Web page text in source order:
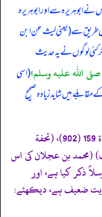
ابوہریرہ سے اور ابوہریرہ
سے (یعنی لیث عن ابن
کئی لوگوں نے یہ حدیث
الله عليه وسلم»(اسی
میں شاید زیادہ صحیح
«سنن ابی داود/ الصلاة 159 (902)، (تحفة
مسند احمد (2/340) (ضعیف) (محمد بن عجلان کی اس
ذکر کیا ہے، اور
ضعیف ہے، دیکھئے: